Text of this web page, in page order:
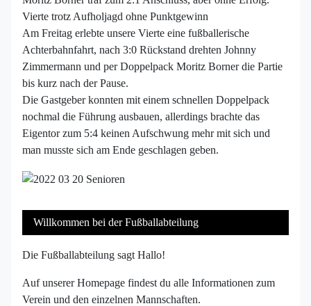
Vierte trotz Aufholjagd ohne Punktgewinn
Am Freitag erlebte unsere Vierte eine fußballerische
Achterbahnfahrt, nach 3:0 Rückstand drehten Johnny
Zimmermann und per Doppelpack Moritz Borner die Partie
bis kurz nach der Pause.
Die Gastgeber konnten mit einem schnellen Doppelpack
nochmal die Führung ausbauen, allerdings brachte das
Eigentor zum 5:4 keinen Aufschwung mehr mit sich und
man musste sich am Ende geschlagen geben.
Willkommen bei der Fußballabteilung
Die Fußballabteilung sagt Hallo!
Auf unserer Homepage findest du alle Informationen zum
Verein und den einzelnen Mannschaften.